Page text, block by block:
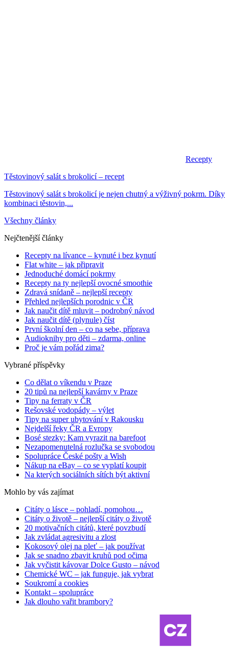
Recepty
Těstovinový salát s brokolicí – recept
Těstovinový salát s brokolicí je nejen chutný a výživný pokrm. Díky
kombinaci těstovin,...
Všechny články
Nejčtenější články
Recepty na lívance – kynuté i bez kynutí
Flat white – jak připravit
Jednoduché domácí pokrmy
Recepty na ty nejlepší ovocné smoothie
Zdravá snídaně – nejlepší recepty
Přehled nejlepších porodnic v ČR
Jak naučit dítě mluvit – podrobný návod
Jak naučit dítě (plynule) číst
První školní den – co na sebe, příprava
Audioknihy pro děti – zdarma, online
Proč je vám pořád zima?
Vybrané příspěvky
Co dělat o víkendu v Praze
20 tipů na nejlepší kavárny v Praze
Tipy na ferraty v ČR
Rešovské vodopády – výlet
Tipy na super ubytování v Rakousku
Nejdelší řeky ČR a Evropy
Bosé stezky: Kam vyrazit na barefoot
Nezapomenutelná rozlučka se svobodou
Spolupráce České pošty a Wish
Nákup na eBay – co se vyplatí koupit
Na kterých sociálních sítích být aktivní
Mohlo by vás zajímat
Citáty o lásce – pohladí, pomohou…
Citáty o životě – nejlepší citáty o životě
20 motivačních citátů, které povzbudí
Jak zvládat agresivitu a zlost
Kokosový olej na pleť – jak používat
Jak se snadno zbavit kruhů pod očima
Jak vyčistit kávovar Dolce Gusto – návod
Chemické WC – jak funguje, jak vybrat
Soukromí a cookies
Kontakt – spolupráce
Jak dlouho vařit brambory?